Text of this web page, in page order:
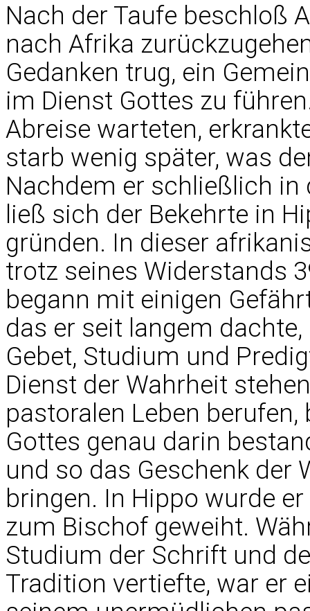
Nach der Taufe beschloß
nach Afrika
Gedanken trug, ein
im Dienst Gottes zu
Abreise warteten,
starb wenig später, was
Nachdem er schließlich
ließ sich der Bekehrte in
gründen. In dieser
trotz seines Widerstands
begann mit einigen
das er seit langem
Gebet, Studium und
Dienst der Wahrheit
pastoralen Leben
Gottes genau darin
und so das Geschenk der
bringen. In Hippo wurde
zum Bischof geweiht.
Studium der Schrift und
Tradition vertiefte, war er